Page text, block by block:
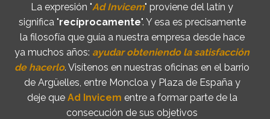
La expresión "Ad Invicem" proviene del latín y
significa "recíprocamente". Y esa es precisamente
la filosofía que guía a nuestra empresa desde hace
ya muchos años: ayudar obteniendo la satisfacción
de hacerlo. Visítenos en nuestras oficinas en el barrio
de Argüelles, entre Moncloa y Plaza de España y
deje que Ad Invicem entre a formar parte de la
consecución de sus objetivos